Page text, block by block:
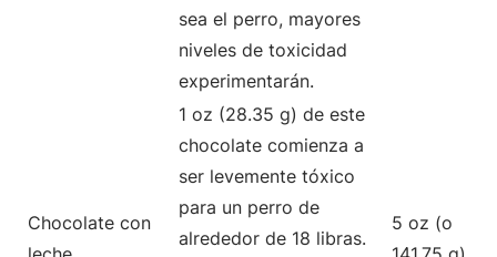
sea el perro, mayores
niveles de toxicidad
experimentarán.
Chocolate con
1 oz (28.35 g) de este
chocolate comienza a
ser levemente tóxico
para un perro de
alrededor de 18 libras.
5 oz (o